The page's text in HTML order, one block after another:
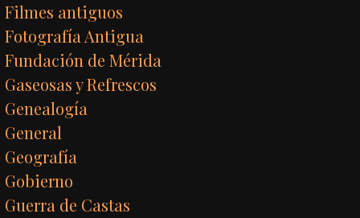
Filmes antiguos
Fotografía Antigua
Fundación de Mérida
Gaseosas y Refrescos
Genealogía
General
Geografía
Gobierno
Guerra de Castas